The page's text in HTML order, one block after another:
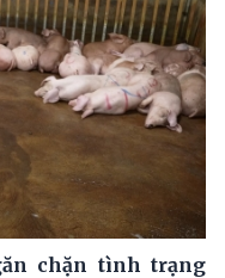
chặn tình trạng